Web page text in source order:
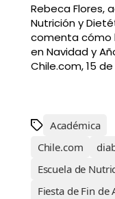
Rebeca Flores,
Nutrición y
comenta cómo
en Navidad y
Chile.com, 15
Académica
Chile.com
Escuela de
Fiesta de Fin de